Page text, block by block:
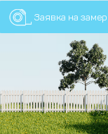
Заявка на замер